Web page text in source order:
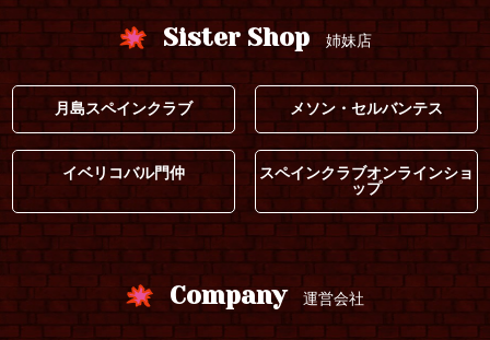
Sister Shop 姉妹店
月島スペインクラブ メソン・セルバンテス
イベリコバル門仲
スペインクラブオンラインショ
ップ
Company 運営会社